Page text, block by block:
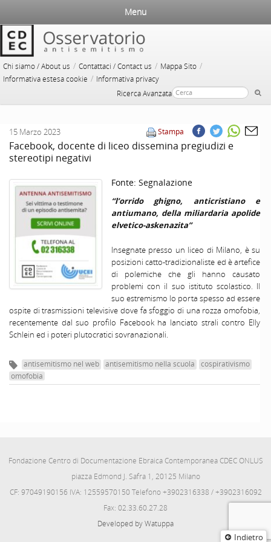
Chi siamo / About us / Contattaci / Contact us / Mappa Sito /
Informativa estesa cookie / Informativa privacy
Ricerca Avanzata
Menu
Indietro
Stampa
15 Marzo 2023
Facebook, docente di liceo dissemina pregiudizi e
stereotipi negativi
Fonte: Segnalazione
“l’orrido ghigno, anticristiano e
antiumano, della miliardaria apolide
elvetico-askenazita”
Insegnate presso un liceo di Milano, è su
posizioni catto-tradizionaliste ed è artefice
di polemiche che gli hanno causato
problemi con il suo istituto scolastico. Il
suo estremismo lo porta spesso ad essere
ospite di trasmissioni televisive dove fa sfoggio di una rozza omofobia,
recentemente dal suo profilo Facebook ha lanciato strali contro Elly
Schlein ed i poteri plutocratici sovranazionali.
antisemitismo nel web antisemitismo nella scuola
cospirativismo
omofobia
Fondazione Centro di Documentazione Ebraica Contemporanea CDEC ONLUS
piazza Edmond J. Safra 1, 20125 Milano
CF: 97049190156 IVA: 12559570150 Telefono +3902316338 / +3902316092
Fax: 02.33.60.27.28
Developed by Watuppa